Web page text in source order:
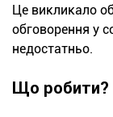
Це викликало
обговорення у
недостатньо.
Що робити?